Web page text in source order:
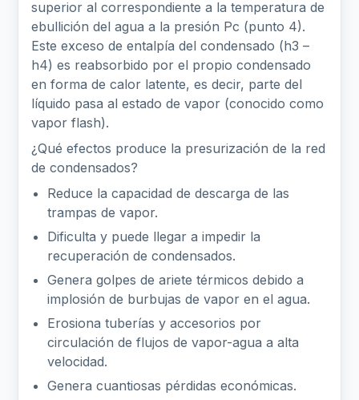
superior al correspondiente a la temperatura de
ebullición del agua a la presión Pc (punto 4).
Este exceso de entalpía del condensado (h3 –
h4) es reabsorbido por el propio condensado
en forma de calor latente, es decir, parte del
líquido pasa al estado de vapor (conocido como
vapor flash).
¿Qué efectos produce la presurización de la red
de condensados?
Reduce la capacidad de descarga de las
trampas de vapor.
Dificulta y puede llegar a impedir la
recuperación de condensados.
Genera golpes de ariete térmicos debido a
implosión de burbujas de vapor en el agua.
Erosiona tuberías y accesorios por
circulación de flujos de vapor-agua a alta
velocidad.
Genera cuantiosas pérdidas económicas.